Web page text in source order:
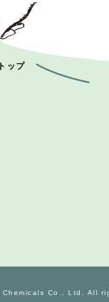
ップ
Chemicals Co., Ltd. All